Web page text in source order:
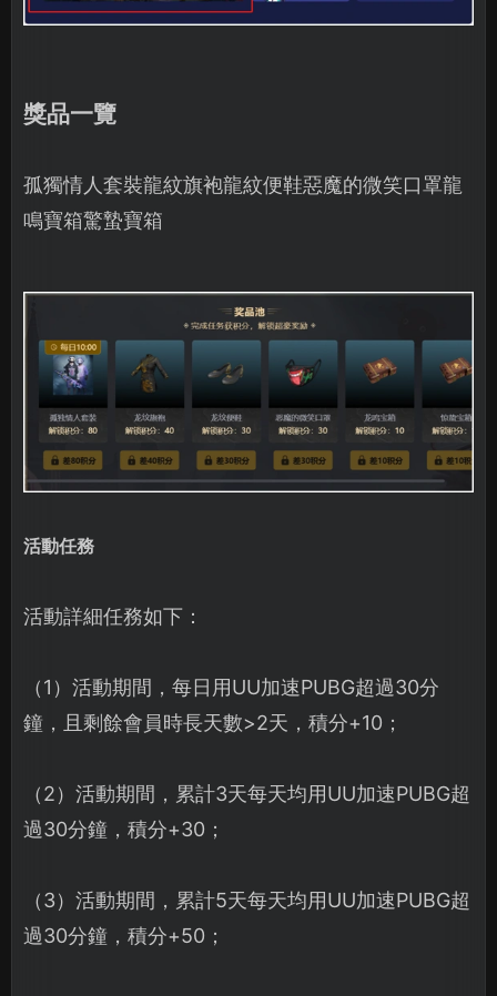
獎品一覽
孤獨情人套裝龍紋旗袍龍紋便鞋惡魔的微笑口罩龍
鳴寶箱驚蟄寶箱
活動任務
活動詳細任務如下：
（1）活動期間，每日用UU加速PUBG超過30分
鐘，且剩餘會員時長天數>2天，積分+10；
（2）活動期間，累計3天每天均用UU加速PUBG超
過30分鐘，積分+30；
（3）活動期間，累計5天每天均用UU加速PUBG超
過30分鐘，積分+50；